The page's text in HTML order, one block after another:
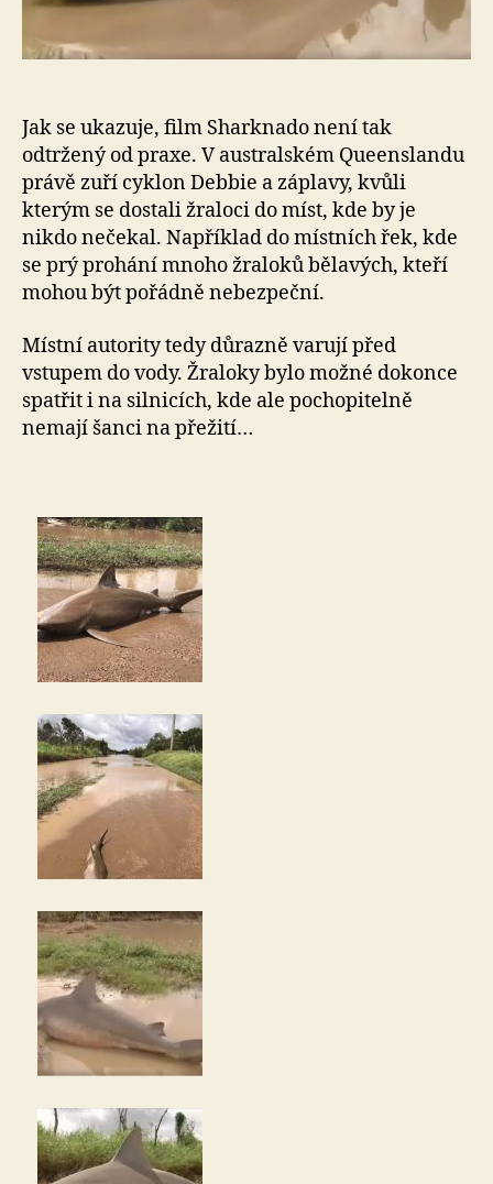
a
Jak se ukazuje, film Sharknado není tak
odtržený od praxe. V australském Queenslandu
právě zuří cyklon Debbie a záplavy, kvůli
kterým se dostali žraloci do míst, kde by je
nikdo nečekal. Například do místních řek, kde
se prý prohání mnoho žraloků bělavých, kteří
mohou být pořádně nebezpeční.
Místní autority tedy důrazně varují před
vstupem do vody. Žraloky bylo možné dokonce
spatřit i na silnicích, kde ale pochopitelně
nemají šanci na přežití…